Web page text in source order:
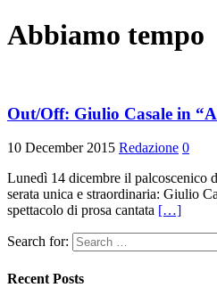
Abbiamo tempo
Out/Off: Giulio Casale in
10 December 2015 Redazione 0
Lunedì 14 dicembre il palcoscenico
serata unica e straordinaria: Giulio
spettacolo di prosa cantata […]
Search for:
Recent Posts